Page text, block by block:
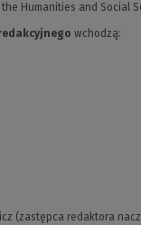
Humanities and Social
wchodzą:
(zastępca redaktora